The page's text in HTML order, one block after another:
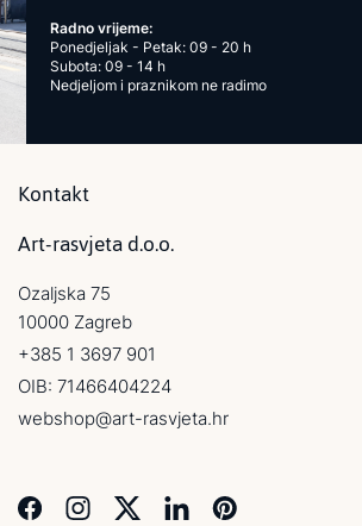
Radno vrijeme:
Ponedjeljak - Petak: 09 - 20 h
Subota: 09 - 14 h
Nedjeljom i praznikom ne radimo
Kontakt
Art-rasvjeta d.o.o.
Ozaljska 75
10000 Zagreb
+385 1 3697 901
OIB: 71466404224
webshop@art-rasvjeta.hr